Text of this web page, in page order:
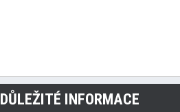
DŮLEŽITÉ INFORMACE